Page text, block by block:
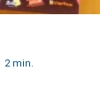
2min.